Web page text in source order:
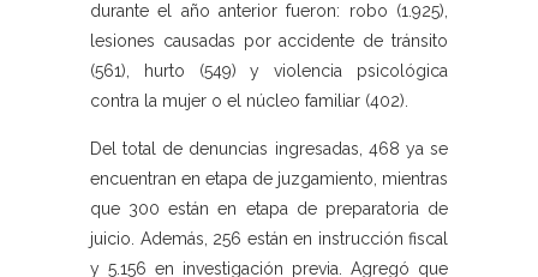
durante el año anterior fueron: robo (1.925),
lesiones causadas por accidente de tránsito
(561), hurto (549) y violencia psicológica
contra la mujer o el núcleo familiar (402).
Del total de denuncias ingresadas, 468 ya se
encuentran en etapa de juzgamiento, mientras
que 300 están en etapa de preparatoria de
juicio. Además, 256 están en instrucción fiscal
y 5.156 en investigación previa. Agregó que